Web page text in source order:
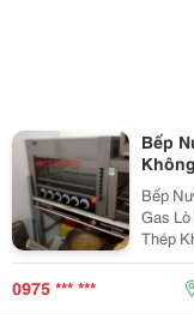
Bếp
Bếp Nướng
Gas Lò Nướng Salamander Dùng Gas Có Bề Mặt Bằng
Thép
Lắp Và
Lò
Nướng
0975 *** ***